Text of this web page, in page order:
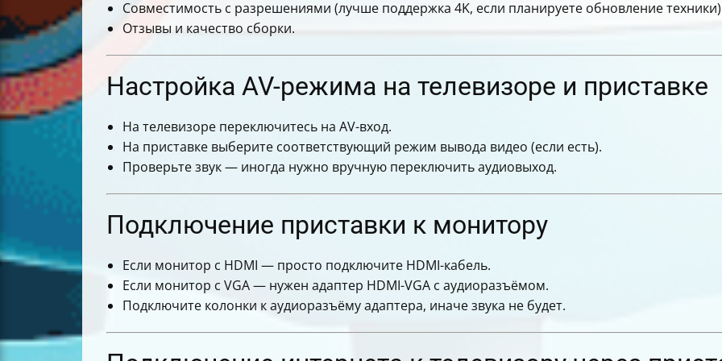
Совместимость с разрешениями (лучше поддержка 4K, если планируете обновление
Отзывы и качество сборки.
Настройка AV-режима на телевизоре и приставке
На телевизоре переключитесь на AV-вход.
На приставке выберите соответствующий режим вывода видео (если есть).
Проверьте звук — иногда нужно вручную переключить аудиовыход.
Подключение приставки к монитору
Если монитор с HDMI — просто подключите HDMI-кабель.
Если монитор с VGA — нужен адаптер HDMI-VGA с аудиоразъёмом.
Подключите колонки к аудиоразъёму адаптера, иначе звука не будет.